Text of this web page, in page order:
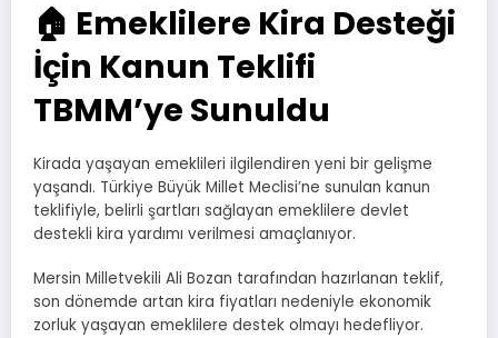
🏠 Emeklilere Kira Desteği
İçin Kanun Teklifi
TBMM’ye Sunuldu
Kirada yaşayan emeklileri ilgilendiren yeni bir gelişme
yaşandı. Türkiye Büyük Millet Meclisi’ne sunulan kanun
teklifiyle, belirli şartları sağlayan emeklilere devlet
destekli kira yardımı verilmesi amaçlanıyor.
Mersin Milletvekili Ali Bozan tarafından hazırlanan teklif,
son dönemde artan kira fiyatları nedeniyle ekonomik
zorluk yaşayan emeklilere destek olmayı hedefliyor.